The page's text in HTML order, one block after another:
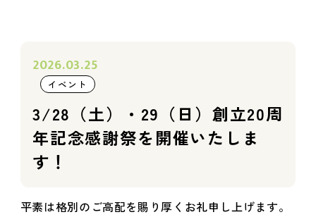
2026.03.25
イベント
3/28（土）・29（日）創立20周
年記念感謝祭を開催いたしま
す！
平素は格別のご高配を賜り厚くお礼申し上げます。